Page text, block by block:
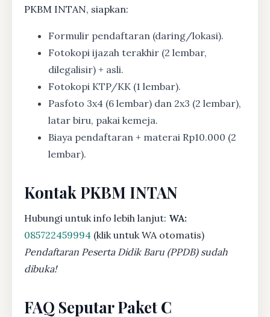
PKBM INTAN, siapkan:
Formulir pendaftaran (daring/lokasi).
Fotokopi ijazah terakhir (2 lembar,
dilegalisir) + asli.
Fotokopi KTP/KK (1 lembar).
Pasfoto 3x4 (6 lembar) dan 2x3 (2 lembar),
latar biru, pakai kemeja.
Biaya pendaftaran + materai Rp10.000 (2
lembar).
Kontak PKBM INTAN
Hubungi untuk info lebih lanjut: WA:
085722459994 (klik untuk WA otomatis)
Pendaftaran Peserta Didik Baru (PPDB) sudah
dibuka!
FAQ Seputar Paket C